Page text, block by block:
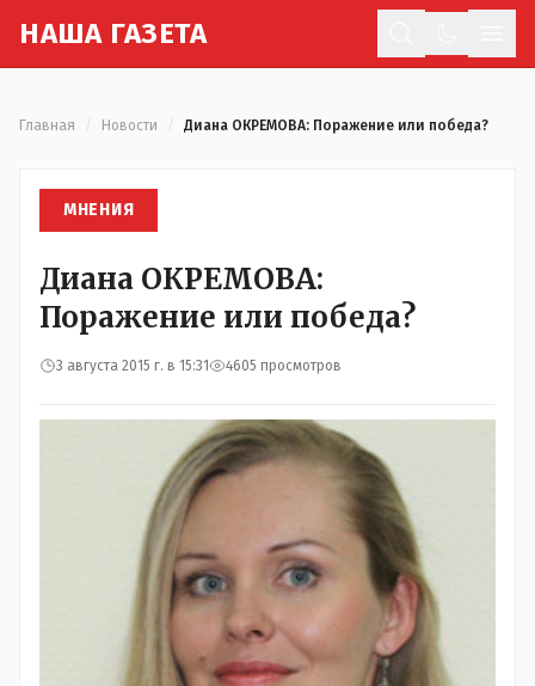
НАША ГАЗЕТА
Главная Новости Диана ОКРЕМОВА: Поражение или победа?
МНЕНИЯ
Диана ОКРЕМОВА:
Поражение или победа?
3 августа 2015 г. в 15:31 4605 просмотров